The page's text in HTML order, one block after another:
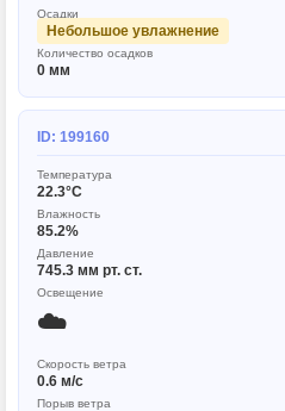
Осадки
Небольшое увлажнение
Количество осадков
0 мм
ID: 199160
Температура
22.3°C
Влажность
85.2%
Давление
745.3 мм рт. ст.
Освещение
☁️
Скорость ветра
0.6 м/с
Порыв ветра